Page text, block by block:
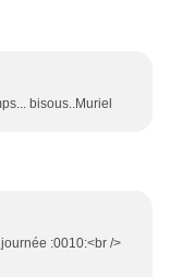
bisous..Muriel
:0010:<br />